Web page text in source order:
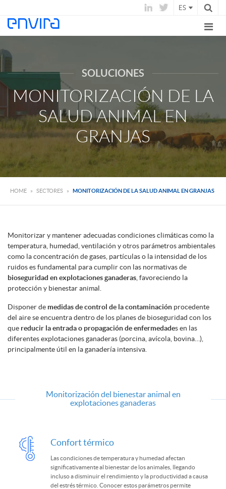
ES
SOLUCIONES
MONITORIZACIÓN DE LA
SALUD ANIMAL EN
GRANJAS
HOME » SECTORES » MONITORIZACIÓN DE LA SALUD ANIMAL EN GRANJAS
Monitorizar y mantener adecuadas condiciones climáticas como la
temperatura, humedad, ventilación y otros parámetros ambientales
como la concentración de gases, partículas o la intensidad de los
ruidos es fundamental para cumplir con las normativas de
bioseguridad en explotaciones ganaderas , favoreciendo la
protección y bienestar animal.
Disponer de medidas de control de la contaminación procedente
del aire se encuentra dentro de los planes de bioseguridad con los
que reducir la entrada o propagación de enfermedades en las
diferentes explotaciones ganaderas (porcina, avícola, bovina…),
principalmente útil en la ganadería intensiva.
Monitorización del bienestar animal en
explotaciones ganaderas
Confort térmico
Las condiciones de temperatura y humedad afectan
significativamente al bienestar de los animales, llegando
incluso a disminuir el rendimiento y la productividad a causa
del estrés térmico. Conocer estos parámetros permite